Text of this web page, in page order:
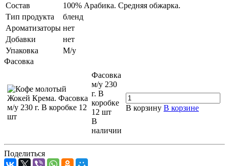
Состав
100% Арабика. Средняя обжарка.
Тип продукта
бленд
Ароматизаторы нет
Добавки
нет
Упаковка
М/у
Фасовка
Фасовка
м/у 230
г. В
коробке
12 шт
В
наличии
В корзину В корзине
Поделиться